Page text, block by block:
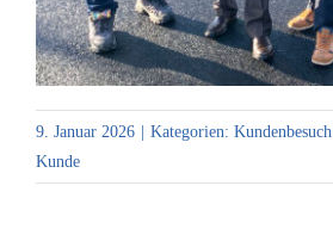
9. Januar 2026 Kategorien: Kundenbesuch
Kunde